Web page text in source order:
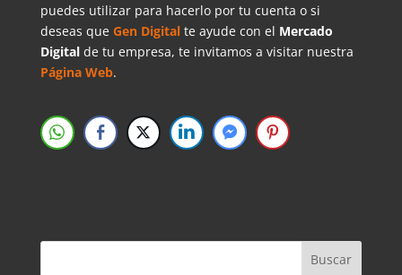
puedes utilizar para hacerlo por tu cuenta o si
deseas que Gen Digitalte ayude con el Mercado
Digital de tu empresa, te invitamos a visitar nuestra
Página Web.